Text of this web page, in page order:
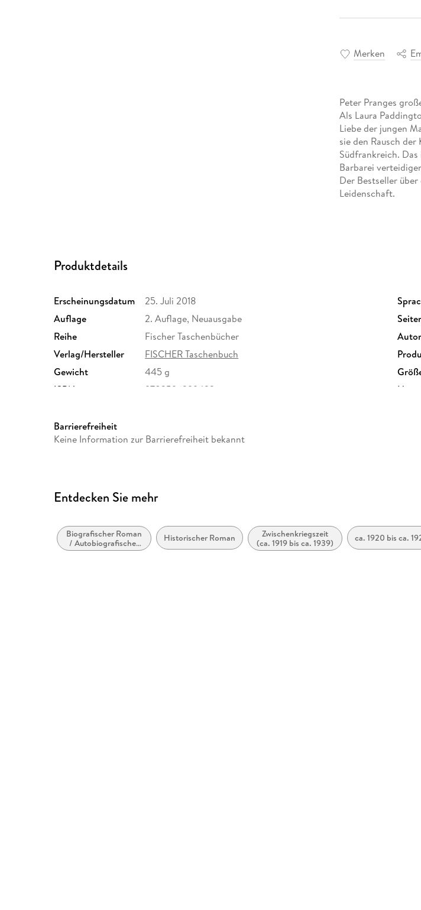
Merken
Peter Pranges
Als Laura
Liebe der jungen
sie den Rausch
Südfrankreich.
Barbarei
Der Bestseller
Leidenschaft.
Produktdetails
Erscheinungsdatum 25. Juli 2018
Auflage
2. Auflage, Neuausgabe
Reihe
Fischer Taschenbücher
Verlag/Hersteller
FISCHER Taschenbuch
Gewicht
445 g
ISBN
9783596299423
Barrierefreiheit
Keine Information zur Barrierefreiheit bekannt
Entdecken Sie mehr
Biografischer Roman
/ Autobiografischer
Roman
Historischer Roman
Zwischenkriegszeit
(ca. 1919 bis ca. 1939)
ca. 1920 bis ca.